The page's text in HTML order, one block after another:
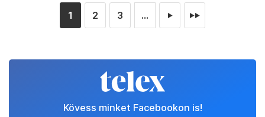
1 2 3 ... ► ►►
Kövess minket Facebookon is!